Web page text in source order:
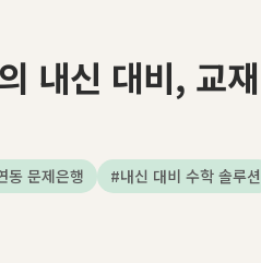
내신 대비, 교
동 문제은행 #내신 대비 수학 솔루션